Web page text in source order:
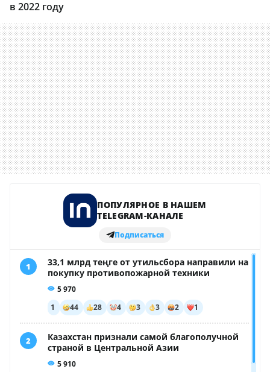
в 2022 году